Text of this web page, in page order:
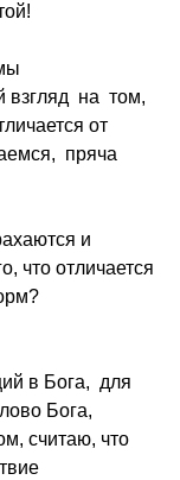
взгляд  на  том,
от
пряча
и
что отличается
в Бога,  для
Бога,
считаю, что